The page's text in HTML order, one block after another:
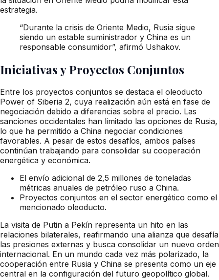
estrategia.
“Durante la crisis de Oriente Medio, Rusia sigue
siendo un estable suministrador y China es un
responsable consumidor”, afirmó Ushakov.
Iniciativas y Proyectos Conjuntos
Entre los proyectos conjuntos se destaca el oleoducto
Power of Siberia 2, cuya realización aún está en fase de
negociación debido a diferencias sobre el precio. Las
sanciones occidentales han limitado las opciones de Rusia,
lo que ha permitido a China negociar condiciones
favorables. A pesar de estos desafíos, ambos países
continúan trabajando para consolidar su cooperación
energética y económica.
El envío adicional de 2,5 millones de toneladas
métricas anuales de petróleo ruso a China.
Proyectos conjuntos en el sector energético como el
mencionado oleoducto.
La visita de Putin a Pekín representa un hito en las
relaciones bilaterales, reafirmando una alianza que desafía
las presiones externas y busca consolidar un nuevo orden
internacional. En un mundo cada vez más polarizado, la
cooperación entre Rusia y China se presenta como un eje
central en la configuración del futuro geopolítico global.